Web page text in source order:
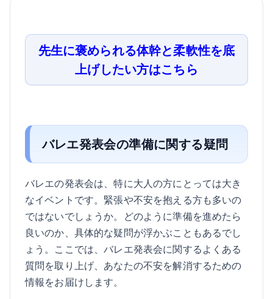
先生に褒められる体幹と柔軟性を底
上げしたい方はこちら
バレエ発表会の準備に関する疑問
バレエの発表会は、特に大人の方にとっては大き
なイベントです。緊張や不安を抱える方も多いの
ではないでしょうか。どのように準備を進めたら
良いのか、具体的な疑問が浮かぶこともあるでし
ょう。ここでは、バレエ発表会に関するよくある
質問を取り上げ、あなたの不安を解消するための
情報をお届けします。